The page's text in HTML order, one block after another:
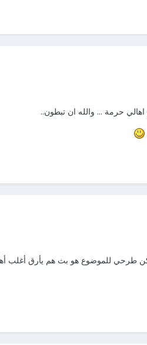
حرمة ... والله ان تبطون..
لكن طرحي للموضوع هو بث هم يأرق أغلب